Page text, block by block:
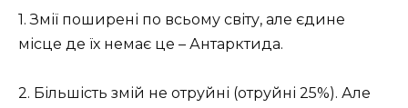
1. Змії поширені по всьому світу, але єдине
місце де їх немає це – Антарктида.
2. Більшість змій не отруйні (отруйні 25%). Але